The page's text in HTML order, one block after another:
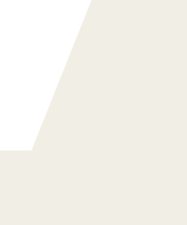
d’escalier